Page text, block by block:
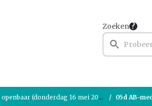
Zoeken
(donderdag 16 mei 2024) 05d AB-